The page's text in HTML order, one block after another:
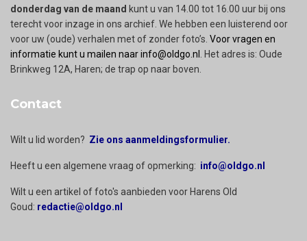
donderdag van de maand kunt u van 14.00 tot 16.00 uur bij ons
terecht voor inzage in ons archief. We hebben een luisterend oor
voor uw (oude) verhalen met of zonder foto’s. Voor vragen en
informatie kunt u mailen naar info@oldgo.nl
. Het adres is: Oude
Brinkweg 12A, Haren; de trap op naar boven.
Contact
Wilt u lid worden? Zie ons aanmeldingsformulier.
Heeft u een algemene vraag of opmerking: info@oldgo.nl
Wilt u een artikel of foto's aanbieden voor Harens Old
Goud: redactie@oldgo.nl